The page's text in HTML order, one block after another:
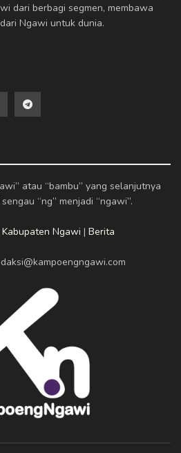
dari berbagi segmen, membawa
Ngawi untuk dunia.
atau “bambu” yang selanjutnya
“ng” menjadi “ngawi”.
Ngawi | Berita